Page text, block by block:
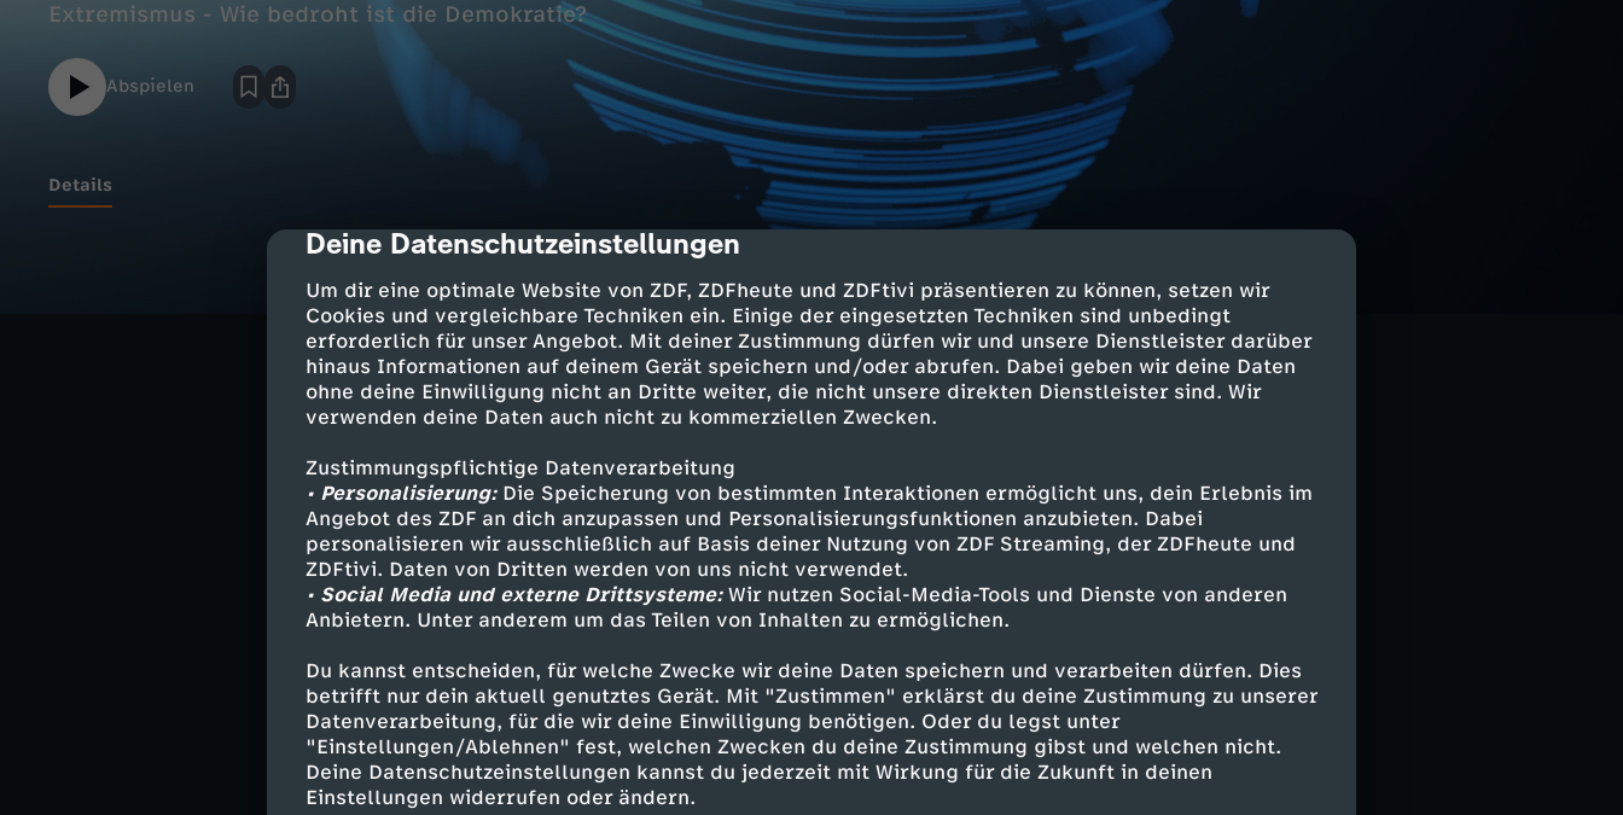
cmp-dialog-description
Deine Datenschutzeinstellungen
Um dir eine optimale Website von ZDF, ZDFheute und ZDFtivi präsentieren zu können, setzen wir
Cookies und vergleichbare Techniken ein. Einige der eingesetzten Techniken sind unbedingt
erforderlich für unser Angebot. Mit deiner Zustimmung dürfen wir und unsere Dienstleister darüber
hinaus Informationen auf deinem Gerät speichern und/oder abrufen. Dabei geben wir deine Daten
ohne deine Einwilligung nicht an Dritte weiter, die nicht unsere direkten Dienstleister sind. Wir
verwenden deine Daten auch nicht zu kommerziellen Zwecken.
Zustimmungspflichtige Datenverarbeitung
• Personalisierung:Die Speicherung von bestimmten Interaktionen ermöglicht uns, dein Erlebnis im
Angebot des ZDF an dich anzupassen und Personalisierungsfunktionen anzubieten. Dabei
personalisieren wir ausschließlich auf Basis deiner Nutzung von ZDF Streaming, der ZDFheute und
ZDFtivi. Daten von Dritten werden von uns nicht verwendet.
• Social Media und externe Drittsysteme:Wir nutzen Social-Media-Tools und Dienste von anderen
Anbietern. Unter anderem um das Teilen von Inhalten zu ermöglichen.
Du kannst entscheiden, für welche Zwecke wir deine Daten speichern und verarbeiten dürfen. Dies
betrifft nur dein aktuell genutztes Gerät. Mit "Zustimmen" erklärst du deine Zustimmung zu unserer
Datenverarbeitung, für die wir deine Einwilligung benötigen. Oder du legst unter
"Einstellungen/Ablehnen" fest, welchen Zwecken du deine Zustimmung gibst und welchen nicht.
Deine Datenschutzeinstellungen kannst du jederzeit mit Wirkung für die Zukunft in deinen
Einstellungen widerrufen oder ändern.
Extremismus - Wie bedroht ist die Demokratie?
Abspielen
Details
Wie weiter im deutschen Fußball?
Das Ende des Tankrabatts
Was machen die Spritpreise?
Wie bedroht ist die Demokratie?
Ähnliche Inhalte entdecken
Deutsche Gebärdensprache
heute journal
heute journal - der Podcast